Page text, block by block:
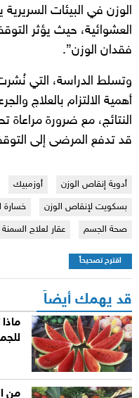
الوزن في البيئات
العشوائية، حيث يؤثر
فقدان الوزن”.
أهمية الالتزام بالعلاج
النتائج، مع ضرورة مراعاة
قد تدفع المرضى إلى
أدوية إنقاص الوزن أوزمبيك
بسكويت لإنقاص الوزن
خسارة
صحة الجسم
عقار لعلاج السمنة
اقترح تصحيحاً
قد يهمك أيضاً
من